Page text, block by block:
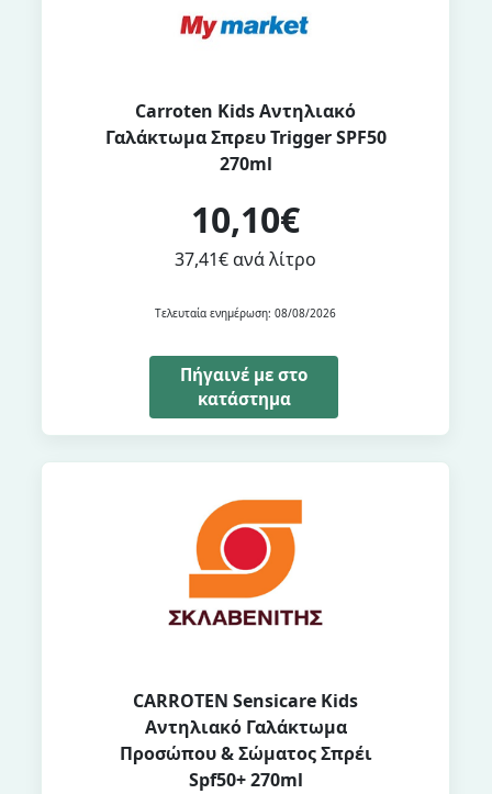
Carroten Kids Αντηλιακό
Γαλάκτωμα Σπρευ Trigger SPF50
270ml
10,10€
37,41€ ανά λίτρο
Τελευταία ενημέρωση: 08/08/2026
Πήγαινέ με στο
κατάστημα
CARROTEN Sensicare Kids
Αντηλιακό Γαλάκτωμα
Προσώπου & Σώματος Σπρέι
Spf50+ 270ml